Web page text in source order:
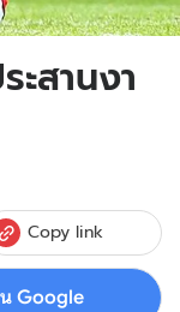
สานงา
Copy link
น Google